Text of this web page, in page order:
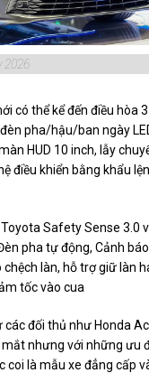
2026
có thể kể đến điều hòa
pha/hậu/ban ngày
HUD 10 inch, lẫy
điều khiển bằng khẩu
Safety Sense 3.0
pha tự động, Cảnh
làn, hỗ trợ giữ làn
tốc vào cua
đối thủ như Honda
mắt nhưng với những ưu
coi là mẫu xe đẳng cấp